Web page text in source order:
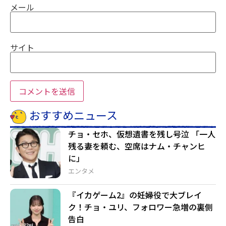
メール
サイト
おすすめニュース
エンタメ
チョ・セホ、仮想遺書を残し号泣 「一人
残る妻を頼む、空席はナム・チャンヒ
に」
『イカゲーム2』の妊婦役で大ブレイ
ク！チョ・ユリ、フォロワー急増の裏側
告白